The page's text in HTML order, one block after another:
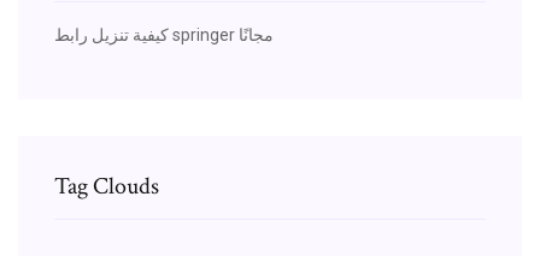
كيفية تنزيل رابط springer مجانًا
Tag Clouds